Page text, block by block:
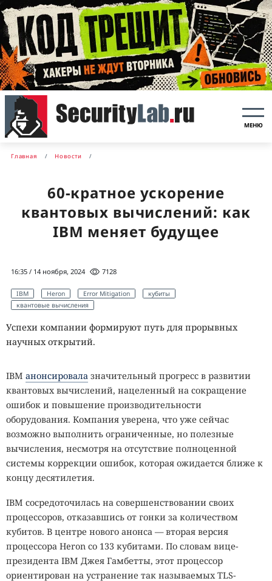
МЕНЮ
Главная Новости
60-кратное ускорение
квантовых вычислений: как
IBM меняет будущее
16:35 / 14 ноября, 2024 7128
IBM Heron Error Mitigation
кубиты
квантовые вычисления
Успехи компании формируют путь для прорывных
научных открытий.
IBM анонсировала значительный прогресс в развитии
квантовых вычислений, нацеленный на сокращение
ошибок и повышение производительности
оборудования. Компания уверена, что уже сейчас
возможно выполнить ограниченные, но полезные
вычисления, несмотря на отсутствие полноценной
системы коррекции ошибок, которая ожидается ближе к
концу десятилетия.
IBM сосредоточилась на совершенствовании своих
процессоров, отказавшись от гонки за количеством
кубитов. В центре нового анонса — вторая версия
процессора Heron со 133 кубитами. По словам вице-
президента IBM Джея Гамбетты, этот процессор
ориентирован на устранение так называемых TLS-